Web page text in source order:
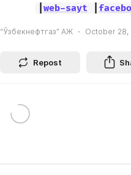
web-sayt
“Ўзбекнефтгаз” АЖ October 28,
Repost